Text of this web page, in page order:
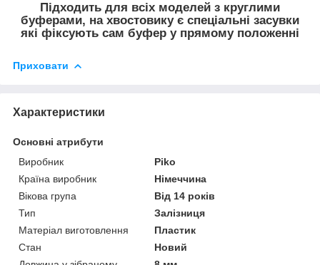
Підходить для всіх моделей з круглими
буферами, на хвостовику є спеціальні засувки
які фіксують сам буфер у прямому положенні
Приховати
Характеристики
Основні атрибути
Виробник
Piko
Країна виробник
Німеччина
Вікова група
Від 14 років
Тип
Залізниця
Матеріал виготовлення
Пластик
Стан
Новий